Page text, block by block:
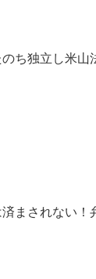
ち独立し米山
まされない！